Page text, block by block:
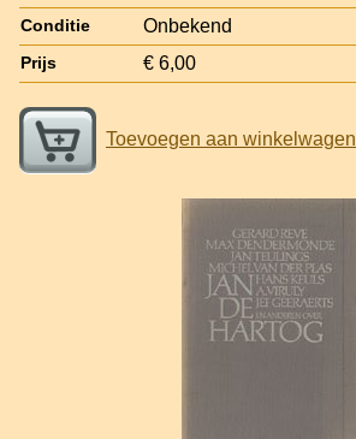
Conditie Onbekend
Prijs € 6,00
Toevoegen aan winkelwagen